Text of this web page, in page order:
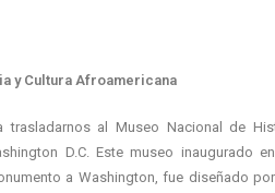
y Cultura Afroamericana
trasladarnos al Museo Nacional de
D.C. Este museo inaugurado
a Washington, fue diseñado